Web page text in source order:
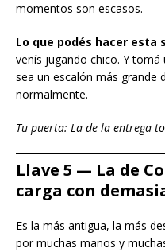
momentos son escasos.
Lo que podés hacer esta
venís jugando chico. Y
sea un escalón más grande
normalmente.
Tu puerta: La de la entrega
Llave 5 — La de
carga con
Es la más antigua, la más
por muchas manos y